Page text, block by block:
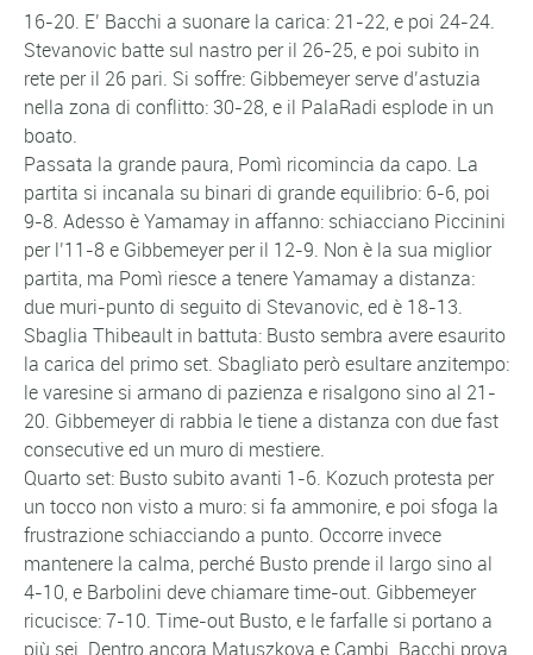
16-20. E’ Bacchi a suonare la carica: 21-22, e poi 24-24.
Stevanovic batte sul nastro per il 26-25, e poi subito in
rete per il 26 pari. Si soffre: Gibbemeyer serve d’astuzia
nella zona di conflitto: 30-28, e il PalaRadi esplode in un
boato.
Passata la grande paura, Pomì ricomincia da capo. La
partita si incanala su binari di grande equilibrio: 6-6, poi
9-8. Adesso è Yamamay in affanno: schiacciano Piccinini
per l’11-8 e Gibbemeyer per il 12-9. Non è la sua miglior
partita, ma Pomì riesce a tenere Yamamay a distanza:
due muri-punto di seguito di Stevanovic, ed è 18-13.
Sbaglia Thibeault in battuta: Busto sembra avere esaurito
la carica del primo set. Sbagliato però esultare anzitempo:
le varesine si armano di pazienza e risalgono sino al 21-
20. Gibbemeyer di rabbia le tiene a distanza con due fast
consecutive ed un muro di mestiere.
Quarto set: Busto subito avanti 1-6. Kozuch protesta per
un tocco non visto a muro: si fa ammonire, e poi sfoga la
frustrazione schiacciando a punto. Occorre invece
mantenere la calma, perché Busto prende il largo sino al
4-10, e Barbolini deve chiamare time-out. Gibbemeyer
ricucisce: 7-10. Time-out Busto, e le farfalle si portano a
più sei. Dentro ancora Matuszkova e Cambi. Bacchi prova